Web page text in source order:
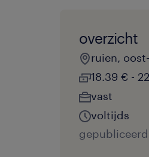
overzicht
ruien,
18.39 € -
vast
voltijds